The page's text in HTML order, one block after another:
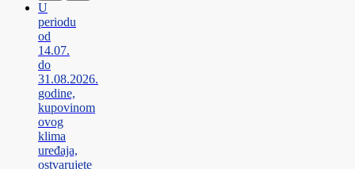
U
periodu
od
14.07.
do
31.08.2026.
godine,
kupovinom
ovog
klima
uređaja,
ostvarujete